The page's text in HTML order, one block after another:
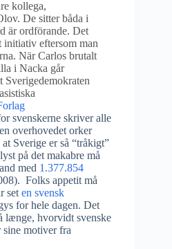
kollega,
De sitter båda i
är ordförande. Det
initiativ eftersom man
När Carlos brutalt
i Nacka går
Sverigedemokraten
svenskerne skriver alle
overhovedet orker
Sverige er så “tråkigt”
på det makabre må
med 1.377.854
Folks appetit må
set en svensk
for hele dagen. Det
længe, hvorvidt svenske
motiver fra